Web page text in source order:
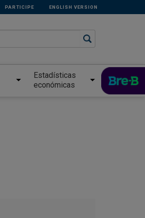
PARTICIPE ENGLISH VERSION
Estadísticas
económicas